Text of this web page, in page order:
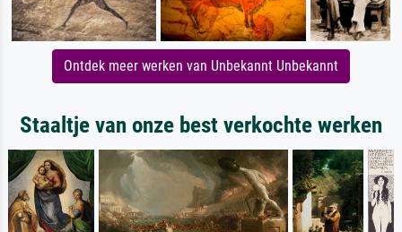
Ontdek meer werken van Unbekannt Unbekannt
Staaltje van onze best verkochte werken